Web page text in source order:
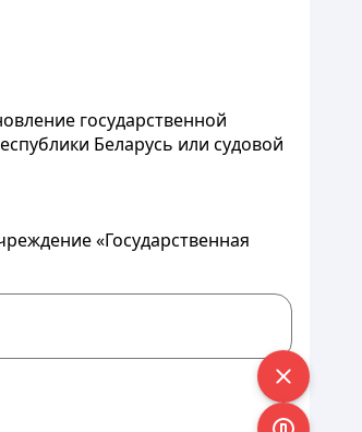
государственной
Беларусь или судовой
«Государственная